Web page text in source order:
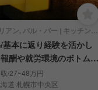
イタリアン, バル・バー | キッチンスタッフ
基本に返り経験を活かし
酬や就労環境のボトムア
協力を
収/27~48万円
道 札幌市中央区